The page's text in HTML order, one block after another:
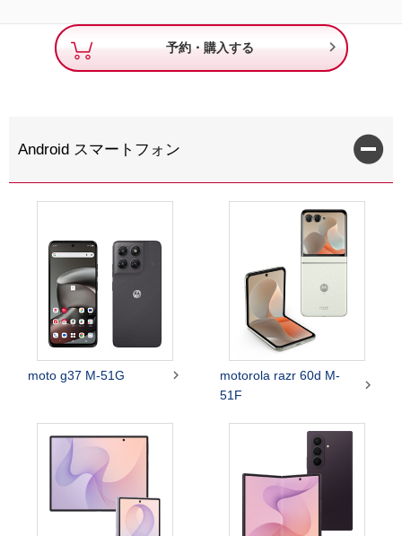
予約・購入する 
Android スマートフォン
moto g37 M-51G 
motorola razr 60d M-
51F
